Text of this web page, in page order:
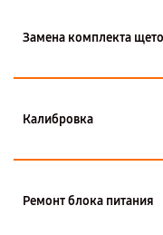
Замена комплекта
Калибровка
Ремонт блока питания